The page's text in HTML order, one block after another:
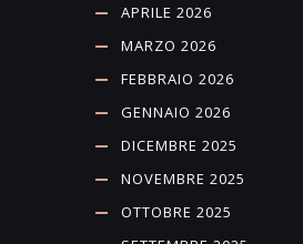
APRILE 2026
MARZO 2026
FEBBRAIO 2026
GENNAIO 2026
DICEMBRE 2025
NOVEMBRE 2025
OTTOBRE 2025